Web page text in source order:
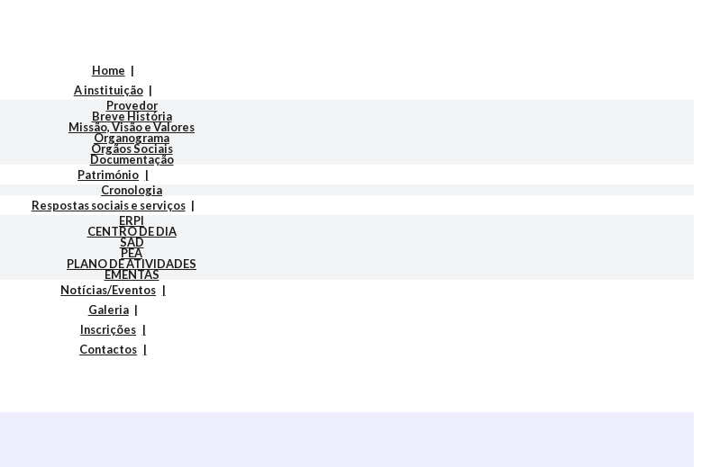
Home
A instituição
Provedor
Breve História
Missão, Visão e Valores
Organograma
Orgãos Sociais
Documentação
Património
Cronologia
Respostas sociais e serviços
ERPI
CENTRO DE DIA
SAD
PEA
PLANO DE ATIVIDADES
EMENTAS
Notícias/Eventos
Galeria
Inscrições
Contactos